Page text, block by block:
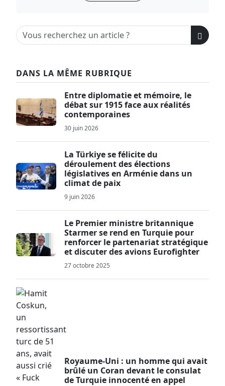
DANS LA MÊME RUBRIQUE
Entre diplomatie et mémoire, le
débat sur 1915 face aux réalités
contemporaines
30 juin 2026
La Türkiye se félicite du
déroulement des élections
législatives en Arménie dans un
climat de paix
9 juin 2026
Le Premier ministre britannique
Starmer se rend en Turquie pour
renforcer le partenariat stratégique
et discuter des avions Eurofighter
27 octobre 2025
Royaume-Uni : un homme qui avait
brûlé un Coran devant le consulat
de Turquie innocenté en appel